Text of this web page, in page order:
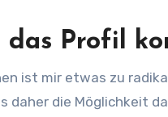
Profil
ist mir etwas zu
daher die Möglichkeit